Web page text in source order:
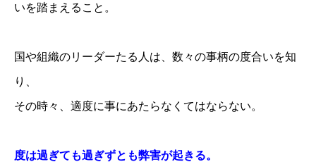
いを踏まえること。
国や組織のリーダーたる人は、数々の事柄の度合いを知
り、
その時々、適度に事にあたらなくてはならない。
度は過ぎても過ぎずとも弊害が起きる。